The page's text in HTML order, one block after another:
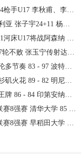
甫、李文博失点王启戎扑点
宇24+11 杨舒予12+6
阿森纳 江宇涵替补两扑点
传射达万双响法比奥破门
83 - 97 波特兰火焰 集锦
82 明尼苏达山猫 全场集锦
印第安纳狂热 全场集锦
学 85 - 81 菲律宾大学 集锦
大学 78 - 71 高丽大学 集锦